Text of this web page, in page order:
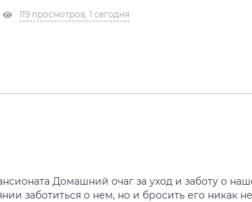
119 просмотров, 1 сегодня
Домашний очаг за уход и заботу о
заботиться о нем, но и бросить его никак